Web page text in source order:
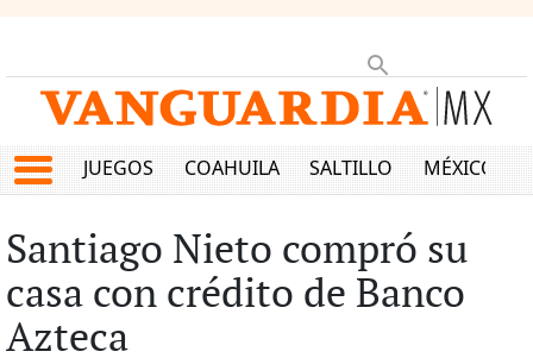
JUEGOS COAHUILA SALTILLO MÉXICO
Santiago Nieto compró su
casa con crédito de Banco
Azteca